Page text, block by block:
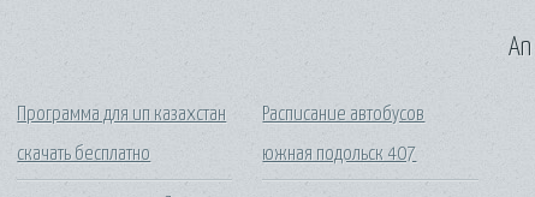
Программа для ип казахстан
скачать бесплатно
Расписание автобусов
южная подольск 407